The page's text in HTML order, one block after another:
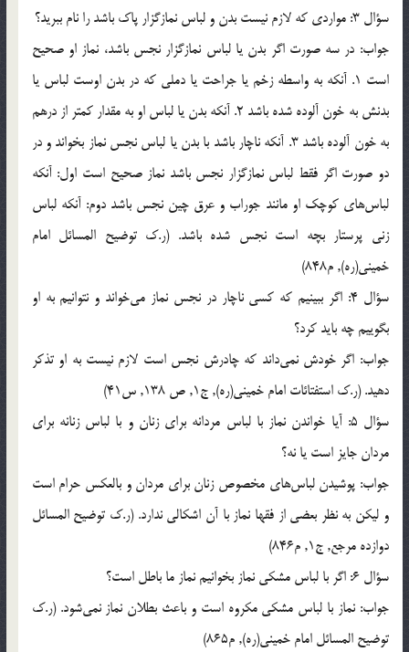
سؤال 3: مواردي كه لازم نيست بدن و لباس نمازگزار پاك باشد را نام ببريد؟
جواب: در سه صورت اگر بدن يا لباس نمازگزار نجس باشد، نماز او صحيح
است 1. آنكه به واسطه زخم يا جراحت يا دملي كه در بدن اوست لباس يا
بدنش به خون آلوده شده باشد 2. آنكه بدن يا لباس او به مقدار كمتر از درهم
به خون آلوده باشد 3. آنكه ناچار باشد با بدن يا لباس نجس نماز بخواند و در
دو صورت اگر فقط لباس نمازگزار نجس باشد نماز صحيح است اول: آنكه
لباس‌هاي كوچك او مانند جوراب و عرق چين نجس باشد دوم: آنكه لباس
زني پرستار بچه است نجس شده باشد. (ر.ک توضيح المسائل امام
خميني(ره), م848)
سؤال 4: اگر ببينيم كه كسي ناچار در نجس نماز مي‌خواند و نتوانيم به او
بگوييم چه بايد كرد؟
جواب: اگر خودش نمي‌داند كه چادرش نجس است لازم نيست به او تذكر
دهيد. (ر.ک استفتائات امام خميني(ره), ج1, ص 138, س41)
سؤال 5: آيا خواندن نماز با لباس مردانه براي زنان و با لباس زنانه براي
مردان جايز است يا نه؟
جواب: پوشيدن لباس‌هاي مخصوص زنان براي مردان و بالعكس حرام است
و ليكن به نظر بعضي از فقها نماز با آن اشكالي ندارد. (ر.ک توضيح المسائل
دوازده مرجع, ج1, م846)
سؤال 6: اگر با لباس مشكي نماز بخوانيم نماز ما باطل است؟
جواب: نماز با لباس مشكي مكروه است و باعث بطلان نماز نمي‌شود. (ر.ک
توضيح المسائل امام خميني(ره), م865)